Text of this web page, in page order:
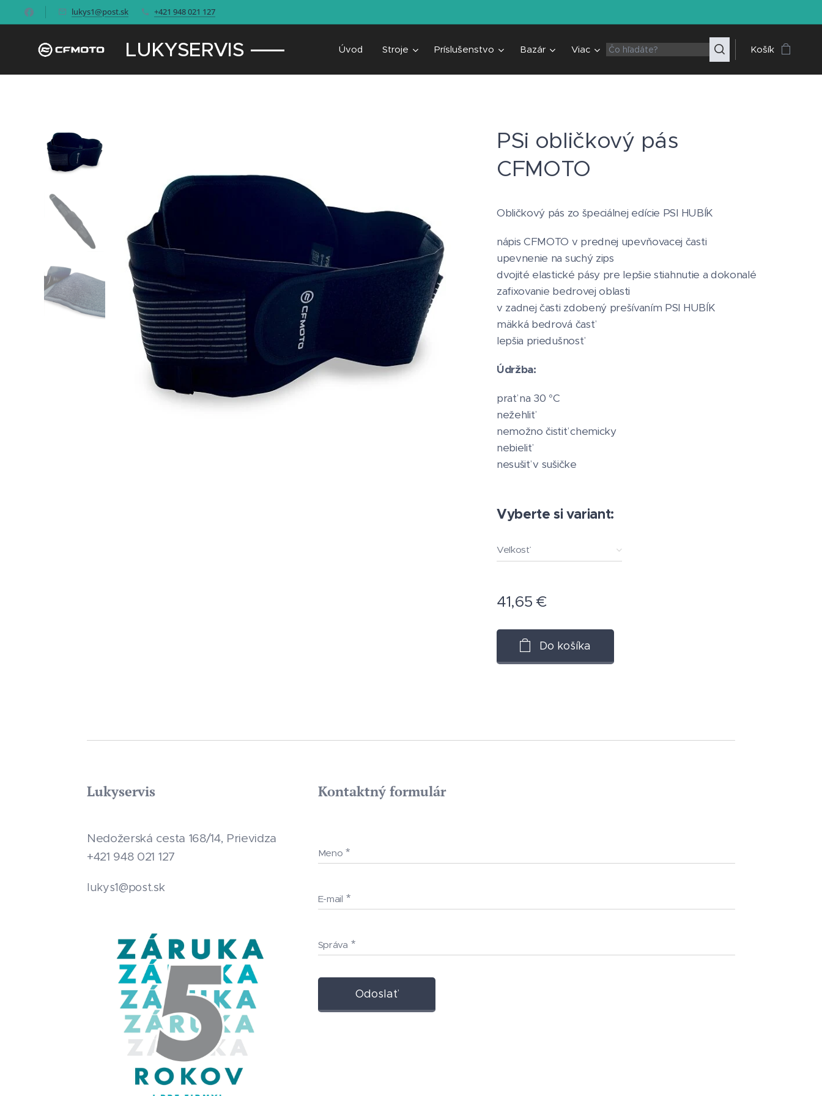
lukys1@post.sk +421 948 021 127
LUKYSERVIS Úvod Stroje Príslušenstvo Bazár Viac Košík
PSi obličkový pás
CFMOTO
Obličkový pás zo špeciálnej edície PSI HUBÍK
nápis CFMOTO v prednej upevňovacej časti
upevnenie na suchý zips
dvojité elastické pásy pre lepšie stiahnutie a dokonalé
zafixovanie bedrovej oblasti
v zadnej časti zdobený prešívaním PSI HUBÍK
mäkká bedrová časť
lepšia priedušnosť
Údržba:
prať na 30 °C
nežehliť
nemožno čistiť chemicky
nebieliť
nesušiť v sušičke
Vyberte si variant:
Veľkosť
41,65 €
Do košíka
Lukyservis
Nedožerská cesta 168/14, Prievidza
+421 948 021 127
lukys1@post.sk
Kontaktný formulár
Meno
E-mail
Správa
Odoslať